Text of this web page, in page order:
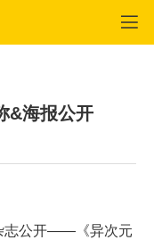
&海报公开
志公开——《异次元